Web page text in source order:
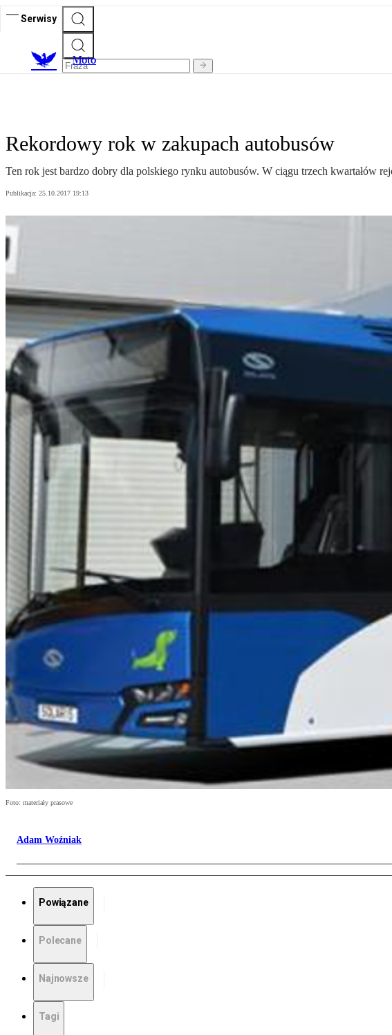
Serwisy
Moto
Rekordowy rok w zakupach autobusów
Ten rok jest bardzo dobry dla polskiego rynku autobusów. W ciągu trzech kwartałów
Publikacja: 25.10.2017 19:13
Foto: materiały prasowe
Adam Woźniak
Powiązane
Polecane
Najnowsze
Tagi